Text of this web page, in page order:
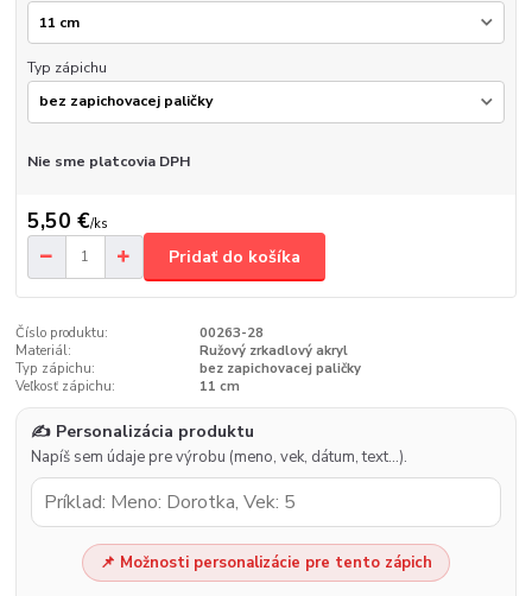
Typ zápichu
Nie sme platcovia DPH
5,50 €/ks
Pridať do košíka
Číslo produktu:
00263-28
Materiál:
Ružový zrkadlový akryl
Typ zápichu:
bez zapichovacej paličky
Veľkosť zápichu:
11 cm
✍️ Personalizácia produktu
Napíš sem údaje pre výrobu (meno, vek, dátum, text…).
📌 Možnosti personalizácie pre tento zápich